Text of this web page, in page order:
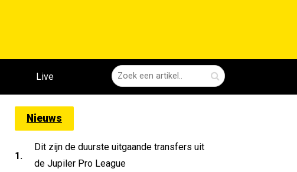
Live
Nieuws
1.
Dit zijn de duurste uitgaande transfers uit
de Jupiler Pro League